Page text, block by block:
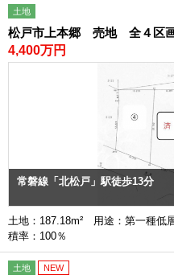
土地
松戸市上本郷 売地 全４区
4,400万円
常磐線「北松戸」駅徒歩13分
土地：187.18m² 用途：第一種
積率：100％
土地 NEW